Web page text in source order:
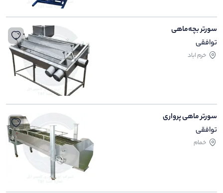
سورتر بچه‌ماهی
توافقی
خرم اباد
سورتر ماهی پرواری
توافقی
خمام